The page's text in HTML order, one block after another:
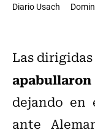
Diario Usach
Las
dejando en
ante